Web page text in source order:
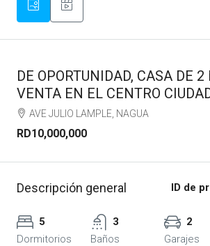
DE OPORTUNIDAD, CASA DE
VENTA EN EL CENTRO
AVE JULIO LAMPLE, NAGUA
RD10,000,000
Descripción general ID de
5
Dormitorios
3
Baños
2
Garajes